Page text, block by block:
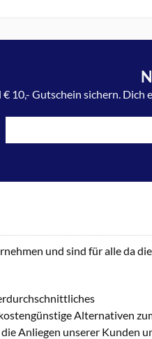
€ 10,- Gutschein sichern.
und sind für alle da
Alternativen
Anliegen unserer Kunden